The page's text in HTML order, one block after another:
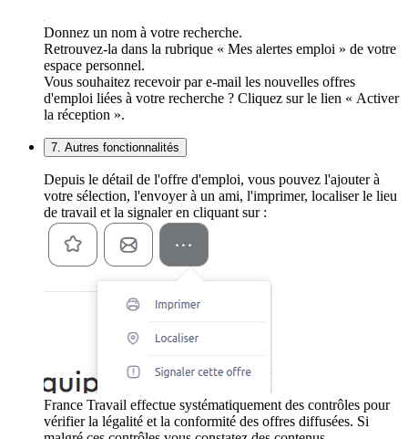
Donnez un nom à votre recherche.
Retrouvez-la dans la rubrique « Mes alertes emploi » de votre
espace personnel.
Vous souhaitez recevoir par e-mail les nouvelles offres
d'emploi liées à votre recherche ? Cliquez sur le lien « Activer
la réception ».
7. Autres fonctionnalités
Depuis le détail de l'offre d'emploi, vous pouvez l'ajouter à
votre sélection, l'envoyer à un ami, l'imprimer, localiser le lieu
de travail et la signaler en cliquant sur :
France Travail effectue systématiquement des contrôles pour
vérifier la légalité et la conformité des offres diffusées. Si